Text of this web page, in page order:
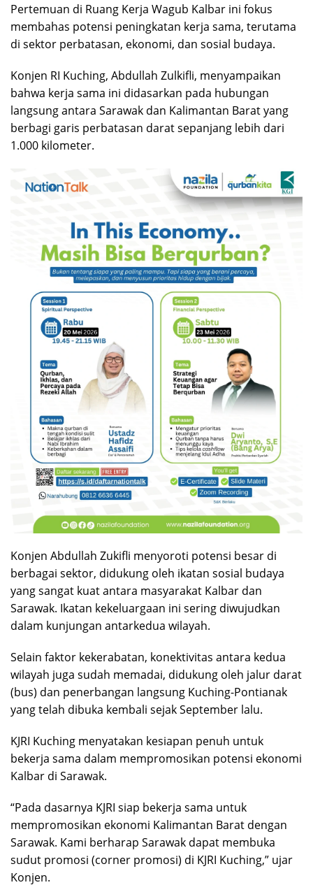
Pertemuan di Ruang Kerja Wagub Kalbar ini fokus
membahas potensi peningkatan kerja sama, terutama
di sektor perbatasan, ekonomi, dan sosial budaya.
Konjen RI Kuching, Abdullah Zulkifli, menyampaikan
bahwa kerja sama ini didasarkan pada hubungan
langsung antara Sarawak dan Kalimantan Barat yang
berbagi garis perbatasan darat sepanjang lebih dari
1.000 kilometer.
Konjen Abdullah Zukifli menyoroti potensi besar di
berbagai sektor, didukung oleh ikatan sosial budaya
yang sangat kuat antara masyarakat Kalbar dan
Sarawak. Ikatan kekeluargaan ini sering diwujudkan
dalam kunjungan antarkedua wilayah.
Selain faktor kekerabatan, konektivitas antara kedua
wilayah juga sudah memadai, didukung oleh jalur darat
(bus) dan penerbangan langsung Kuching-Pontianak
yang telah dibuka kembali sejak September lalu.
KJRI Kuching menyatakan kesiapan penuh untuk
bekerja sama dalam mempromosikan potensi ekonomi
Kalbar di Sarawak.
“Pada dasarnya KJRI siap bekerja sama untuk
mempromosikan ekonomi Kalimantan Barat dengan
Sarawak. Kami berharap Sarawak dapat membuka
sudut promosi (corner promosi) di KJRI Kuching,” ujar
Konjen.